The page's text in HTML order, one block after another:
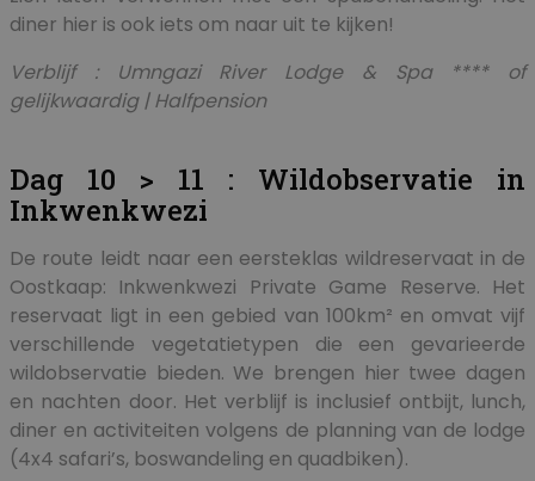
diner hier is ook iets om naar uit te kijken!
Verblijf : Umngazi River Lodge & Spa **** of
gelijkwaardig | Halfpension
Dag 10 > 11 : Wildobservatie in
Inkwenkwezi
De route leidt naar een eersteklas wildreservaat in de
Oostkaap: Inkwenkwezi Private Game Reserve. Het
reservaat ligt in een gebied van 100km² en omvat vijf
verschillende vegetatietypen die een gevarieerde
wildobservatie bieden. We brengen hier twee dagen
en nachten door. Het verblijf is inclusief ontbijt, lunch,
diner en activiteiten volgens de planning van de lodge
(4x4 safari’s, boswandeling en quadbiken).